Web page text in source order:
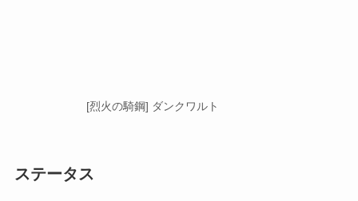
[烈火の騎鋼] ダンクワルト
ステータス